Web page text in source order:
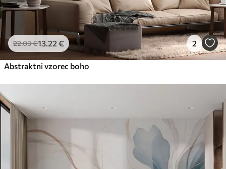
22.03€13 .22 € 2
Abstraktni vzorec boho